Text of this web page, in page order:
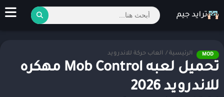
MOD الرئيسية / ألعاب حركة للاندرويد
تحميل لعبه Mob Control مهكره
للاندرويد 2026